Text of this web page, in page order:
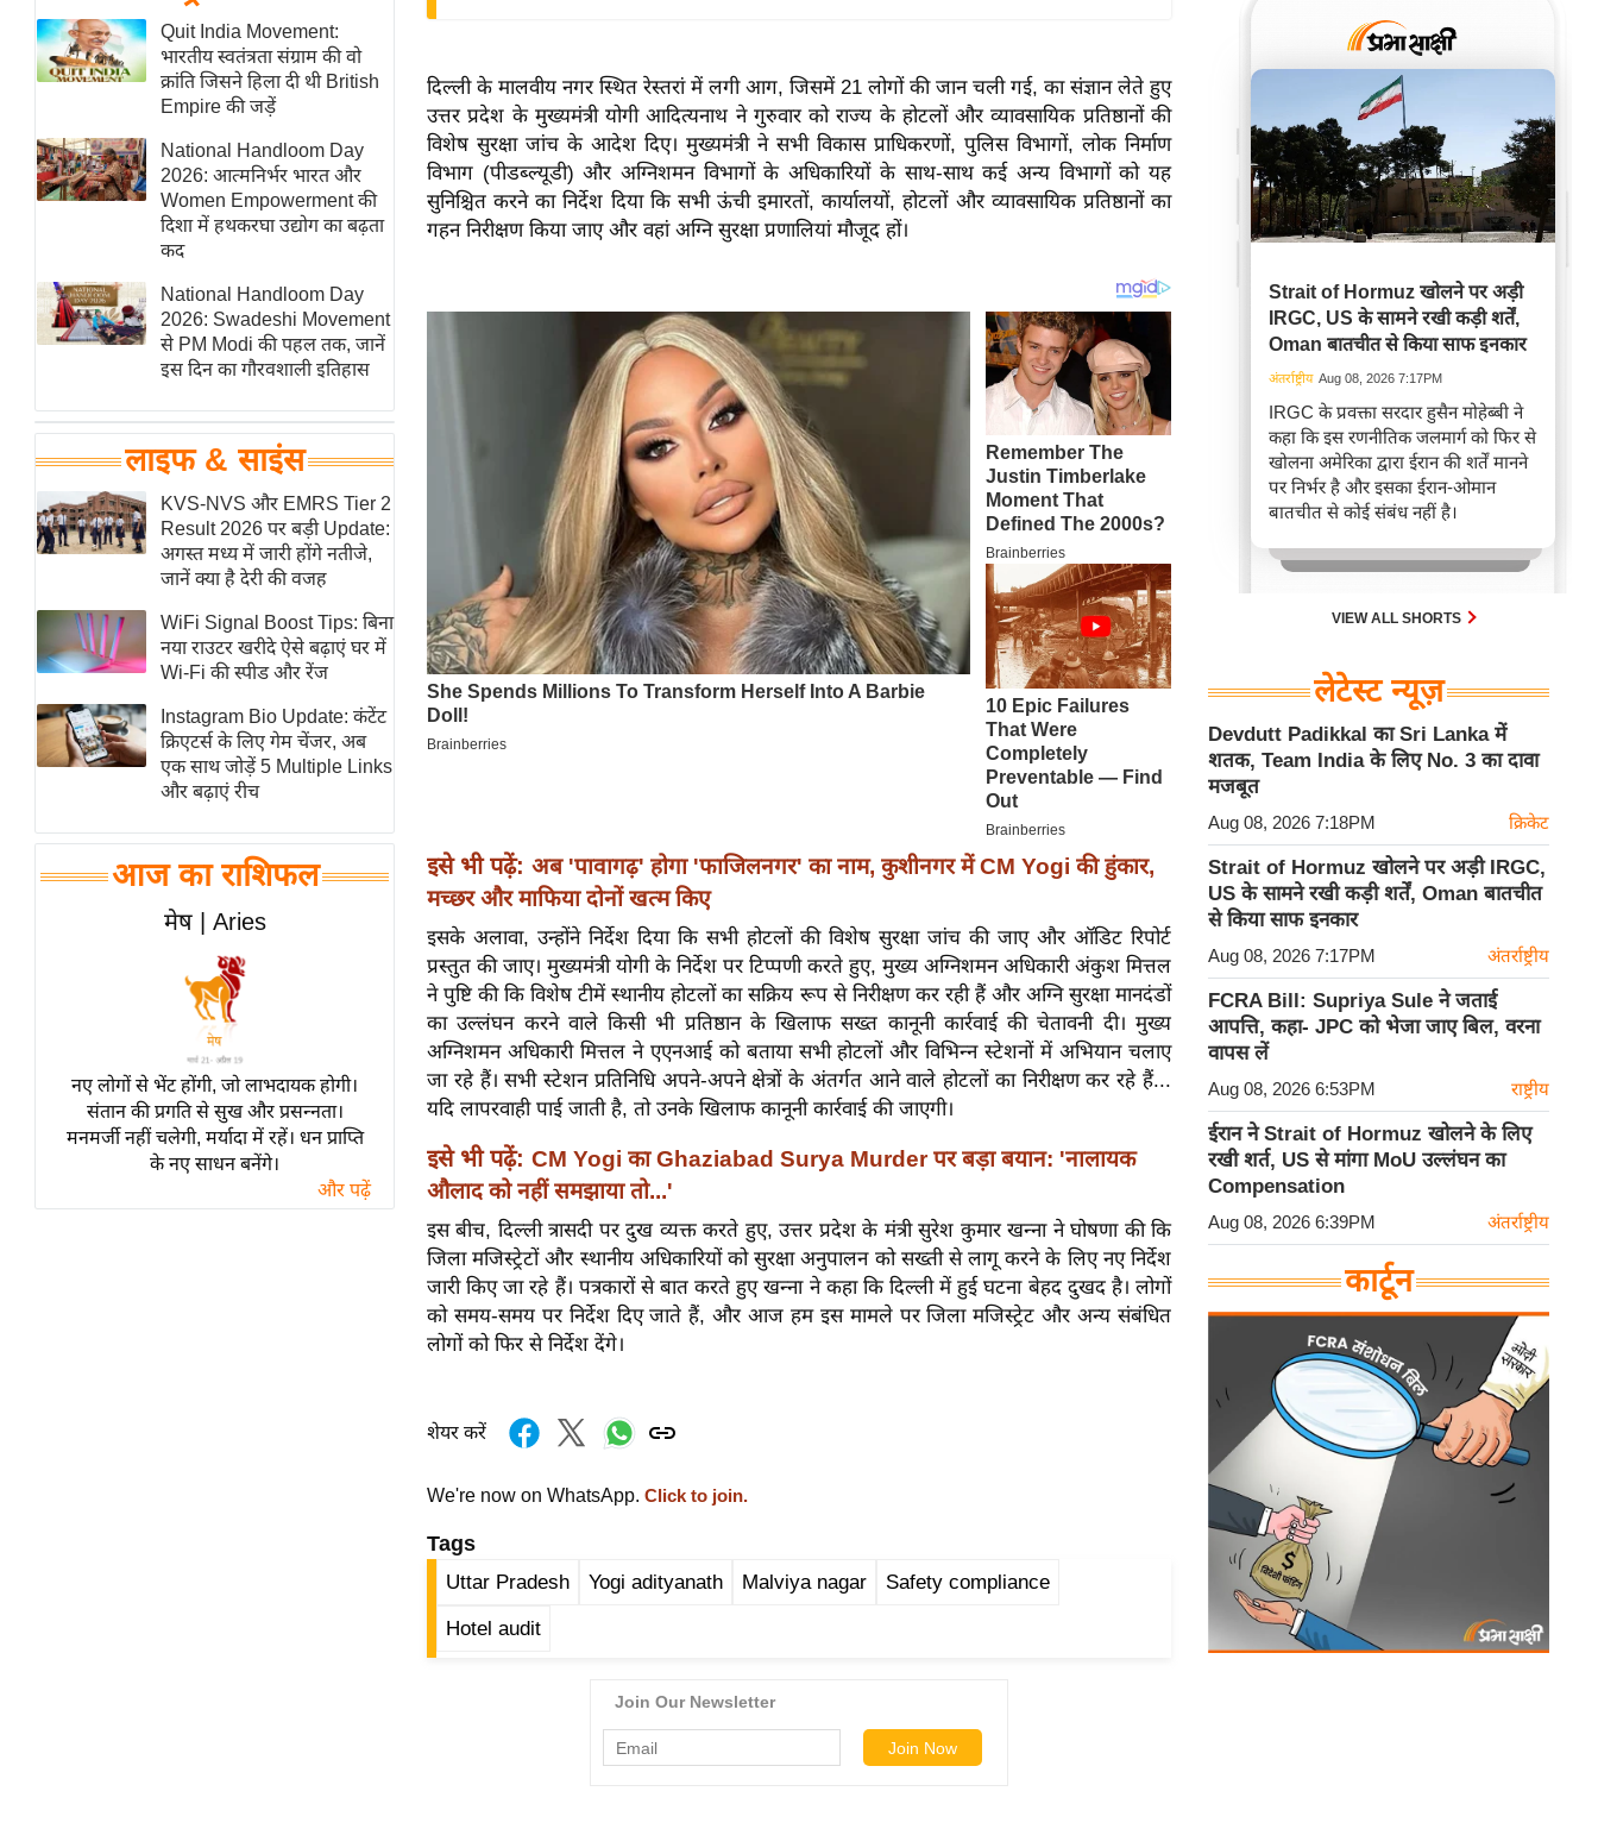
ऑटो वर्ल्ड
न्यूज ब्रीफ
मनोरंजन जगत
बॉलीवुड
हॉलीवुड
फिल्म समीक्षा
Breaking
News
लाइफस्टाइल
टेक्नॉलॉजी
घरेलू नुस्खे
पर्यटन स्थल
फिटनेस मंत्रा
रिलेशनशिप
राजनीति
विश्लेषण
समसामयिक
मातृभूमि
स्तंभ
एम.
चाय पर
समीक्षा
व्रत
त्योहार
राशिफल
विशेष
Quit India Movement:
भारतीय स्वतंत्रता संग्राम की वो
क्रांति जिसने हिला दी थी British
Empire की जड़ें
National Handloom Day
2026: आत्मनिर्भर भारत और
Women Empowerment की
दिशा में हथकरघा उद्योग का बढ़ता
कद
National Handloom Day
2026: Swadeshi Movement
से PM Modi की पहल तक, जानें
इस दिन का गौरवशाली इतिहास
लाइफ & साइंस
KVS-NVS और EMRS Tier 2
Result 2026 पर बड़ी Update:
अगस्त मध्य में जारी होंगे नतीजे,
जानें क्या है देरी की वजह
WiFi Signal Boost Tips: बिना
नया राउटर खरीदे ऐसे बढ़ाएं घर में
Wi-Fi की स्पीड और रेंज
Instagram Bio Update: कंटेंट
क्रिएटर्स के लिए गेम चेंजर, अब
एक साथ जोड़ें 5 Multiple Links
और बढ़ाएं रीच
आज का राशिफल
मेष | Aries
नए लोगों से भेंट होंगी, जो लाभदायक होगी।
संतान की प्रगति से सुख और प्रसन्नता।
मनमर्जी नहीं चलेगी, मर्यादा में रहें। धन प्राप्ति
के नए साधन बनेंगे।
और पढ़ें
दिल्ली के मालवीय नगर स्थित रेस्तरां में लगी आग, जिसमें 21 लोगों की जान चली गई, का संज्ञान लेते हुए
उत्तर प्रदेश के मुख्यमंत्री योगी आदित्यनाथ ने गुरुवार को राज्य के होटलों और व्यावसायिक प्रतिष्ठानों की
विशेष सुरक्षा जांच के आदेश दिए। मुख्यमंत्री ने सभी विकास प्राधिकरणों, पुलिस विभागों, लोक निर्माण
विभाग (पीडब्ल्यूडी) और अग्निशमन विभागों के अधिकारियों के साथ-साथ कई अन्य विभागों को यह
सुनिश्चित करने का निर्देश दिया कि सभी ऊंची इमारतों, कार्यालयों, होटलों और व्यावसायिक प्रतिष्ठानों का
गहन निरीक्षण किया जाए और वहां अग्नि सुरक्षा प्रणालियां मौजूद हों।
इसे भी पढ़ें: अब 'पावागढ़' होगा 'फाजिलनगर' का नाम, कुशीनगर में CM Yogi की हुंकार,
मच्छर और माफिया दोनों खत्म किए
इसके अलावा, उन्होंने निर्देश दिया कि सभी होटलों की विशेष सुरक्षा जांच की जाए और ऑडिट रिपोर्ट
प्रस्तुत की जाए। मुख्यमंत्री योगी के निर्देश पर टिप्पणी करते हुए, मुख्य अग्निशमन अधिकारी अंकुश मित्तल
ने पुष्टि की कि विशेष टीमें स्थानीय होटलों का सक्रिय रूप से निरीक्षण कर रही हैं और अग्नि सुरक्षा मानदंडों
का उल्लंघन करने वाले किसी भी प्रतिष्ठान के खिलाफ सख्त कानूनी कार्रवाई की चेतावनी दी। मुख्य
अग्निशमन अधिकारी मित्तल ने एएनआई को बताया सभी होटलों और विभिन्न स्टेशनों में अभियान चलाए
जा रहे हैं। सभी स्टेशन प्रतिनिधि अपने-अपने क्षेत्रों के अंतर्गत आने वाले होटलों का निरीक्षण कर रहे हैं...
यदि लापरवाही पाई जाती है, तो उनके खिलाफ कानूनी कार्रवाई की जाएगी।
इसे भी पढ़ें: CM Yogi का Ghaziabad Surya Murder पर बड़ा बयान: 'नालायक
औलाद को नहीं समझाया तो...'
इस बीच, दिल्ली त्रासदी पर दुख व्यक्त करते हुए, उत्तर प्रदेश के मंत्री सुरेश कुमार खन्ना ने घोषणा की कि
जिला मजिस्ट्रेटों और स्थानीय अधिकारियों को सुरक्षा अनुपालन को सख्ती से लागू करने के लिए नए निर्देश
जारी किए जा रहे हैं। पत्रकारों से बात करते हुए खन्ना ने कहा कि दिल्ली में हुई घटना बेहद दुखद है। लोगों
को समय-समय पर निर्देश दिए जाते हैं, और आज हम इस मामले पर जिला मजिस्ट्रेट और अन्य संबंधित
लोगों को फिर से निर्देश देंगे।
शेयर करें
We're now on WhatsApp. Click to join.
Tags
Uttar Pradesh Yogi adityanath Malviya nagar Safety compliance
Hotel audit
Strait of Hormuz खोलने पर अड़ी
IRGC, US के सामने रखी कड़ी शर्तें,
Oman बातचीत से किया साफ इनकार
अंतर्राष्ट्रीय Aug 08, 2026 7:17PM
IRGC के प्रवक्ता सरदार हुसैन मोहेब्बी ने
कहा कि इस रणनीतिक जलमार्ग को फिर से
खोलना अमेरिका द्वारा ईरान की शर्तें मानने
पर निर्भर है और इसका ईरान-ओमान
बातचीत से कोई संबंध नहीं है।
VIEW ALL SHORTS
लेटेस्ट न्यूज़
Devdutt Padikkal का Sri Lanka में
शतक, Team India के लिए No. 3 का दावा
मजबूत
Aug 08, 2026 7:18PM क्रिकेट
Strait of Hormuz खोलने पर अड़ी IRGC,
US के सामने रखी कड़ी शर्तें, Oman बातचीत
से किया साफ इनकार
Aug 08, 2026 7:17PM अंतर्राष्ट्रीय
FCRA Bill: Supriya Sule ने जताई
आपत्ति, कहा- JPC को भेजा जाए बिल, वरना
वापस लें
Aug 08, 2026 6:53PM राष्ट्रीय
ईरान ने Strait of Hormuz खोलने के लिए
रखी शर्त, US से मांगा MoU उल्लंघन का
Compensation
Aug 08, 2026 6:39PM अंतर्राष्ट्रीय
कार्टून